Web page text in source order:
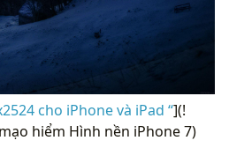
cho iPhone và iPad “](!
hiểm Hình nền iPhone 7)